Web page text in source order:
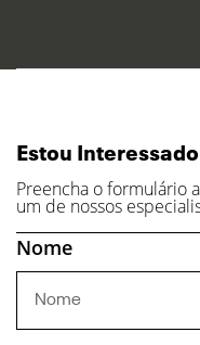
Estou Interessado
Preencha o formulário
um de nossos
Nome